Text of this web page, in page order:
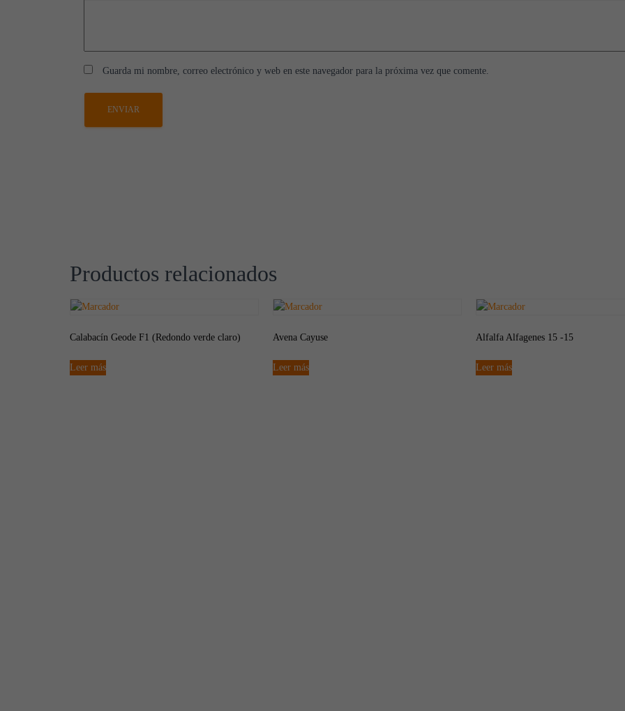
Guarda mi nombre, correo electrónico y web en este navegador para la próxima vez que comente.
Productos relacionados
Calabacín Geode F1 (Redondo verde claro)
Leer más
Avena Cayuse
Leer más
Alfalfa Alfagenes 15 -15
Leer más